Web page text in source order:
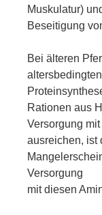
Muskulatur)
Beseitigung
Bei älteren
Rationen aus
Versorgung
ausreichen, ist
Versorgung
mit diesen